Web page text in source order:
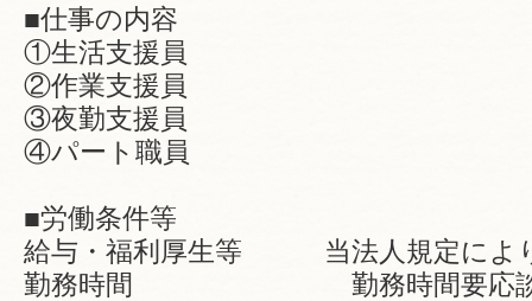
■仕事の内容
①生活支援員
②作業支援員
③夜勤支援員
④パート職員
■労働条件等
給与・福利厚生等 当法人規定によ
勤務時間 勤務時間要応談（